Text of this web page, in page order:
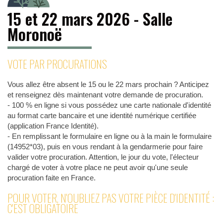
15 et 22 mars 2026 - Salle
Moronoë
VOTE PAR PROCURATIONS
Vous allez être absent le 15 ou le 22 mars prochain ? Anticipez
et renseignez dès maintenant votre demande de procuration.
- 100 % en ligne si vous possédez une carte nationale d'identité
au format carte bancaire et une identité numérique certifiée
(application France Identité).
- En remplissant le formulaire en ligne ou à la main le formulaire
(14952*03), puis en vous rendant à la gendarmerie pour faire
valider votre procuration. Attention, le jour du vote, l'électeur
chargé de voter à votre place ne peut avoir qu'une seule
procuration faite en France.
POUR VOTER, N'OUBLIEZ PAS VOTRE PIÈCE D'IDENTITÉ :
C'EST OBLIGATOIRE